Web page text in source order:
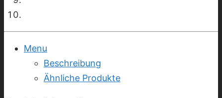
Menu
Beschreibung
Ähnliche Produkte